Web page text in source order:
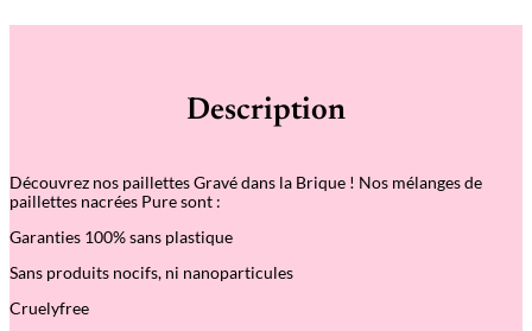
Description
Découvrez nos paillettes Gravé dans la Brique ! Nos mélanges de
paillettes nacrées Pure sont :
Garanties 100% sans plastique
Sans produits nocifs, ni nanoparticules
Cruelyfree